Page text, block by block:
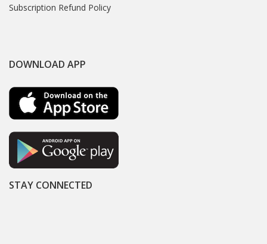
Subscription Refund Policy
DOWNLOAD APP
STAY CONNECTED